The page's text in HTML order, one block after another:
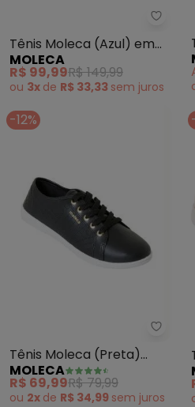
Tênis Moleca (Azul) em
Sintético
MOLECA
R$ 99,99R$ 149,99
ou 3x de R$ 33,33 sem juros
-12%
Tênis Moleca (Preta)
com Detalhe Dourado
MOLECA
R$ 69,99R$ 79,99
ou 2x de R$ 34,99 sem juros